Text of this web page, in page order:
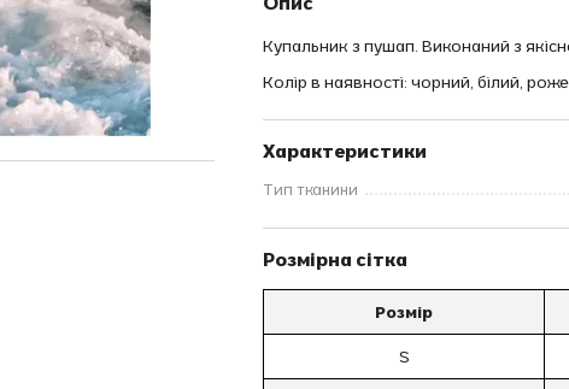
Купальник з пушап. Виконаний з
Колір в наявності: чорний, білий,
Характеристики
Тип тканини
Розмірна сітка
Розмір
S